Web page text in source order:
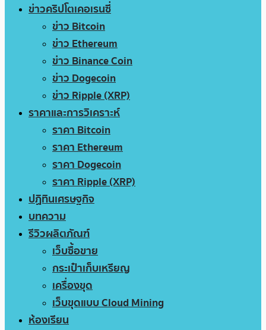
ข่าวคริปโตเคอเรนซี่
ข่าว Bitcoin
ข่าว Ethereum
ข่าว Binance Coin
ข่าว Dogecoin
ข่าว Ripple (XRP)
ราคาและการวิเคราะห์
ราคา Bitcoin
ราคา Ethereum
ราคา Dogecoin
ราคา Ripple (XRP)
ปฏิทินเศรษฐกิจ
บทความ
รีวิวผลิตภัณฑ์
เว็บซื้อขาย
กระเป๋าเก็บเหรียญ
เครื่องขุด
เว็บขุดแบบ Cloud Mining
ห้องเรียน